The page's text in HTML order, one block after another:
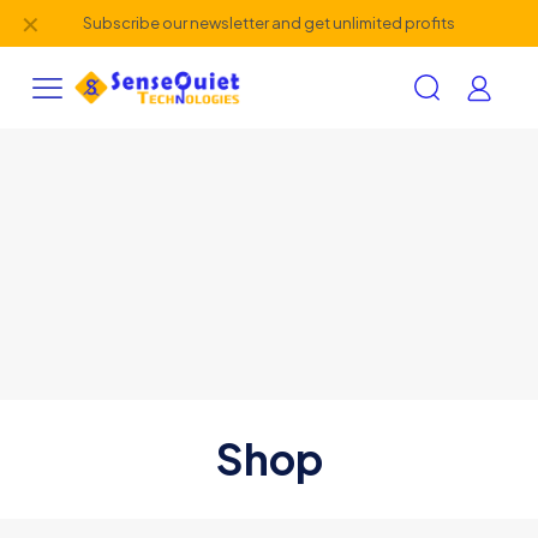
Subscribe our newsletter and get unlimited profits
✕
Shop